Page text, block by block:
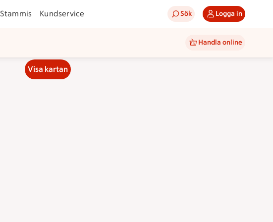
Stammis Kundservice Sök Logga in
Handla online
Visa kartan